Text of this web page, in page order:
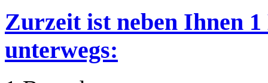
Zurzeit ist neben Ihnen
unterwegs: